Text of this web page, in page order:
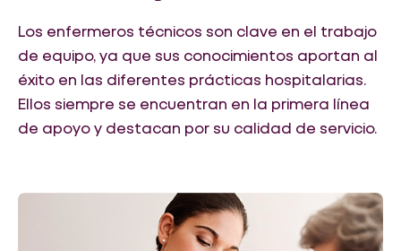
Los enfermeros técnicos son clave en el trabajo
de equipo, ya que sus conocimientos aportan al
éxito en las diferentes prácticas hospitalarias.
Ellos siempre se encuentran en la primera línea
de apoyo y destacan por su calidad de servicio.